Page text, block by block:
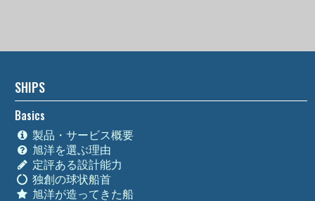
SHIPS
Basics
製品・サービス概要
旭洋を選ぶ理由
定評ある設計能力
独創の球状船首
旭洋が造ってきた船